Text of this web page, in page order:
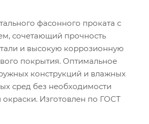
фасонного проката с
сочетающий прочность
и высокую коррозионную
покрытия. Оптимальное
конструкций и влажных
сред без необходимости
Изготовлен по ГОСТ